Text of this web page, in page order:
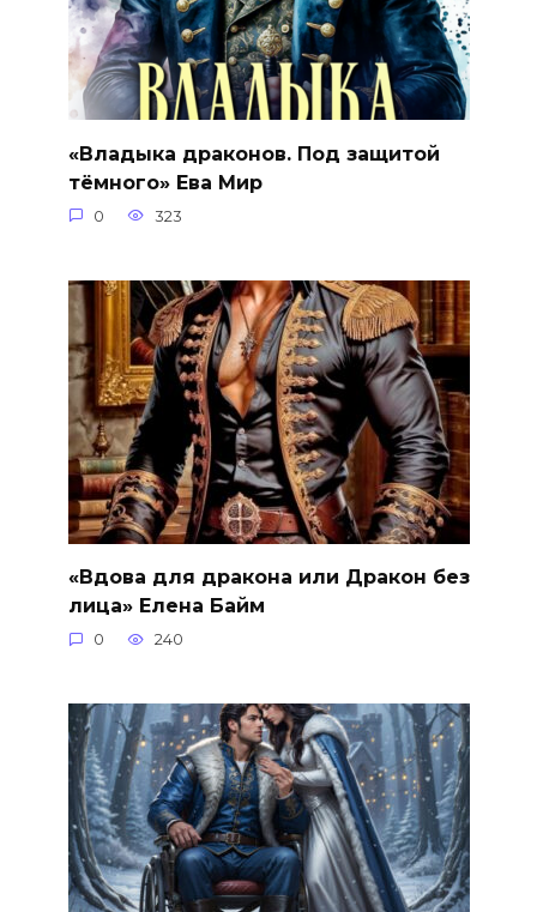
«Владыка драконов. Под защитой
тёмного» Ева Мир
0 323
«Вдова для дракона или Дракон без
лица» Елена Байм
0 240